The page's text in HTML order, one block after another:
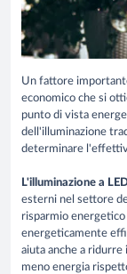
Un fattore
economico che si
punto di vista
dell'illuminazione
determinare
L'illuminazione a
esterni nel settore
risparmio
energeticamente
aiuta anche a ridurre
meno energia